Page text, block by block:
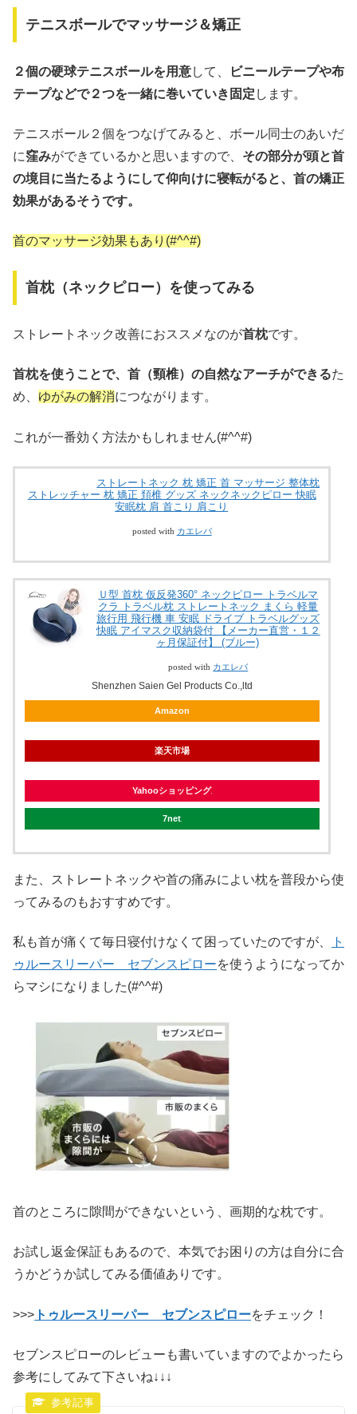
テニスボールでマッサージ＆矯正
２個の硬球テニスボールを用意して、
ビニールテープや布
テープなどで２つを一緒に巻いていき固定 します。
テニスボール２個をつなげてみると、ボール同士のあいだ
に窪みができているかと思いますので、 その部分が頭と首
の境目に当たるようにして仰向けに寝転がると、首の矯正
効果があるそうです。
首のマッサージ効果もあり(#^^#)
首枕（ネックピロー）を使ってみる
ストレートネック改善におススメなのが首枕です。
首枕を使うことで、首（頸椎）の自然なアーチができるた
め、 ゆがみの解消につながります。
これが一番効く方法かもしれません(#^^#)
ストレートネック 枕 矯正 首 マッサージ 整体枕
ストレッチャー 枕 矯正 頚椎 グッズ ネックネックピロー 快眠
安眠枕 肩 首こり 肩こり
posted with カエレバ
Ｕ型 首枕 仮反発360° ネックピロー トラベルマ
クラ トラベル枕 ストレートネック まくら 軽量
旅行用 飛行機 車 安眠 ドライブ トラベルグッズ
快眠 アイマスク収納袋付 【メーカー直営・１２
ヶ月保証付】 (ブルー)
posted with カエレバ
Shenzhen Saien Gel Products Co.,ltd
Amazon
楽天市場
Yahooショッピング
7net
また、ストレートネックや首の痛みによい枕を普段から使
ってみるのもおすすめです。
私も首が痛くて毎日寝付けなくて困っていたのですが、
ト
ゥルースリーパー セブンスピローを使うようになってか
らマシになりました(#^^#)
首のところに隙間ができないという、画期的な枕です。
お試し返金保証もあるので、本気でお困りの方は自分に合
うかどうか試してみる価値ありです。
>>> トゥルースリーパー セブンスピローをチェック！
セブンスピローのレビューも書いていますのでよかったら
参考にしてみて下さいね↓↓↓